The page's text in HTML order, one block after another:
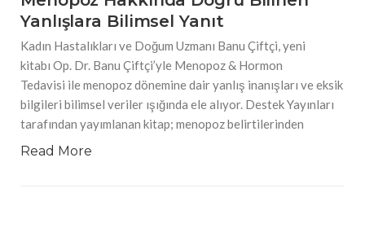
Yanlışlara Bilimsel Yanıt
Kadın Hastalıkları ve Doğum Uzmanı Banu Çiftçi, yeni
kitabı Op. Dr. Banu Çiftçi’yle Menopoz & Hormon
Tedavisi ile menopoz dönemine dair yanlış inanışları ve eksik
bilgileri bilimsel veriler ışığında ele alıyor. Destek Yayınları
tarafından yayımlanan kitap; menopoz belirtilerinden
Read More